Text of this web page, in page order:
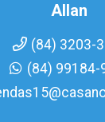
Allan
(84) 3203-
(84) 99184-